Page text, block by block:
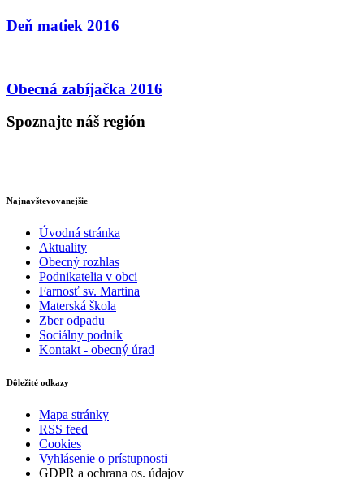
Deň matiek 2016
Obecná zabíjačka 2016
Spoznajte náš región
Najnavštevovanejšie
Úvodná stránka
Aktuality
Obecný rozhlas
Podnikatelia v obci
Farnosť sv. Martina
Materská škola
Zber odpadu
Sociálny podnik
Kontakt - obecný úrad
Dôležité odkazy
Mapa stránky
RSS feed
Cookies
Vyhlásenie o prístupnosti
GDPR a ochrana os. údajov